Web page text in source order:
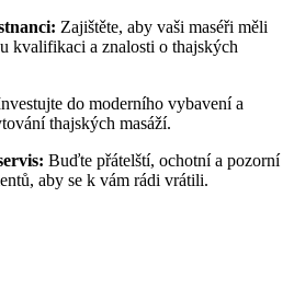
Zajištěte, aby vaši maséři měli
kvalifikaci a znalosti o thajských
do moderního vybavení a
thajských masáží.
Buďte přátelští, ochotní a pozorní
aby se k vám rádi vrátili.